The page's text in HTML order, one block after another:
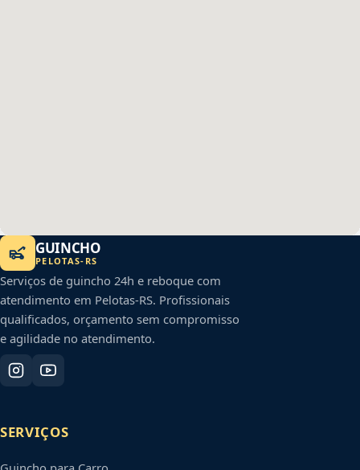
GUINCHO
PELOTAS- RS
Serviços de guincho 24h e reboque com
atendimento em Pelotas-RS. Profissionais
qualificados, orçamento sem compromisso
e agilidade no atendimento.
SERVIÇOS